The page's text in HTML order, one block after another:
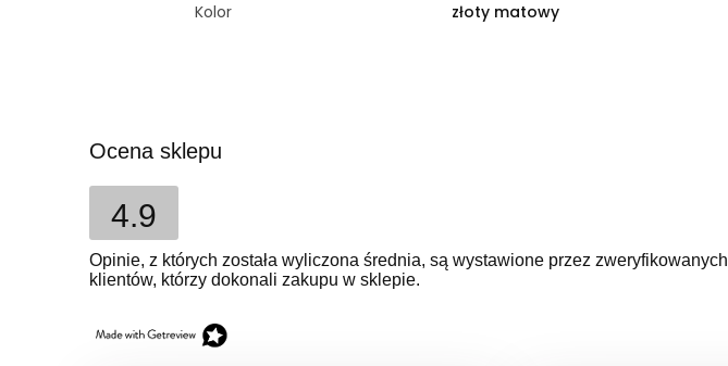
Kolor złoty matowy
Ocena sklepu
4.9
Opinie, z których została wyliczona średnia, są wystawione przez zweryfikowanych
klientów, którzy dokonali zakupu w sklepie.